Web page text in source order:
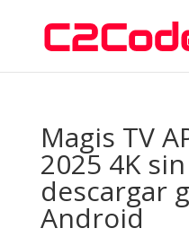
Magis TV
2025 4K
descargar
Android